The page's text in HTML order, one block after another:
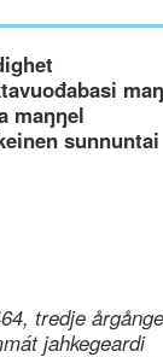
maŋŋel
sunnuntai
tredje
jahkegeardi